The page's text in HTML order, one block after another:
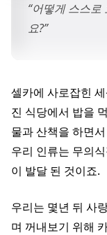
“어떻게 스스
요?”
셀카에 사로잡힌
진 식당에서 밥을
물과 산책을 하면
우리 인류는 무의
이 발달 된 것이죠.
우리는 몇년 뒤 사
며 꺼내보기 위해